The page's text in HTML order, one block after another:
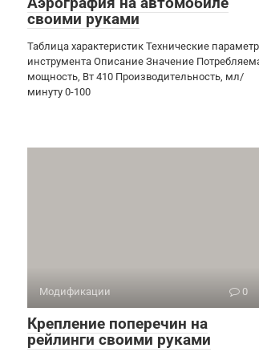
своими руками
Таблица характеристик Технические
инструмента Описание Значение
мощность, Вт 410 Производительность, мл/
минуту 0-100
Модификации 0
Крепление поперечин на
рейлинги своими руками